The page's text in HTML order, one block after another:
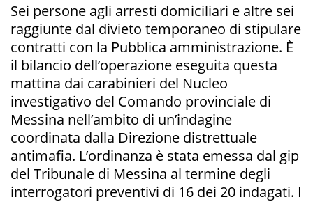
Sei persone agli arresti domiciliari e altre sei
raggiunte dal divieto temporaneo di stipulare
contratti con la Pubblica amministrazione. È
il bilancio dell’operazione eseguita questa
mattina dai carabinieri del Nucleo
investigativo del Comando provinciale di
Messina nell’ambito di un’indagine
coordinata dalla Direzione distrettuale
antimafia. L’ordinanza è stata emessa dal gip
del Tribunale di Messina al termine degli
interrogatori preventivi di 16 dei 20 indagati. I